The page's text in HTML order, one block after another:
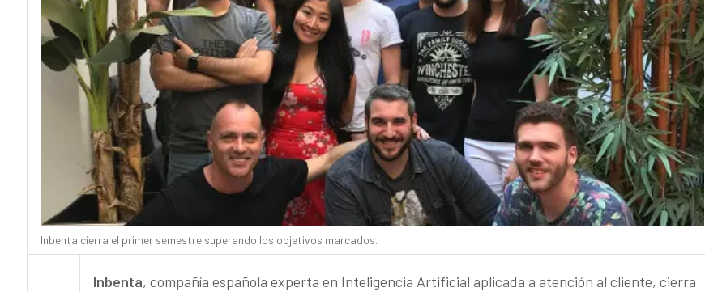
Inbenta cierra el primer semestre superando los objetivos marcados.
Inbenta, compañía española experta en Inteligencia Artificial aplicada a atención al cliente, cierra
A
Adquisición